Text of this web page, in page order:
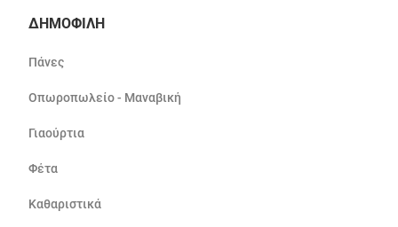
ΔΗΜΟΦΙΛΗ
Πάνες
Οπωροπωλείο - Μαναβική
Γιαούρτια
Φέτα
Καθαριστικά